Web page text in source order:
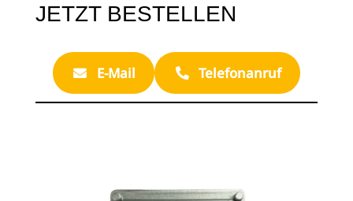
JETZT BESTELLEN
E-Mail Telefonanruf